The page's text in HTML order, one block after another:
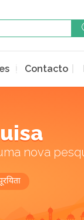
Contacto
nova